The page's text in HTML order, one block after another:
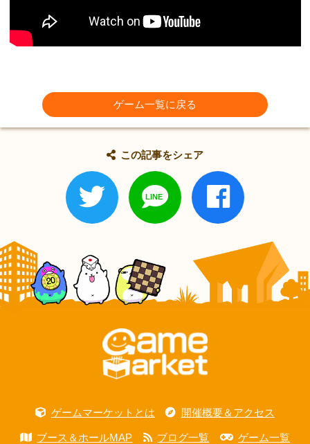
ゲーム一覧に戻る
この記事をシェア
ゲームマーケットとは 開催概要＆アクセス
ブース＆ホールMAP ブログ一覧 ゲーム一覧